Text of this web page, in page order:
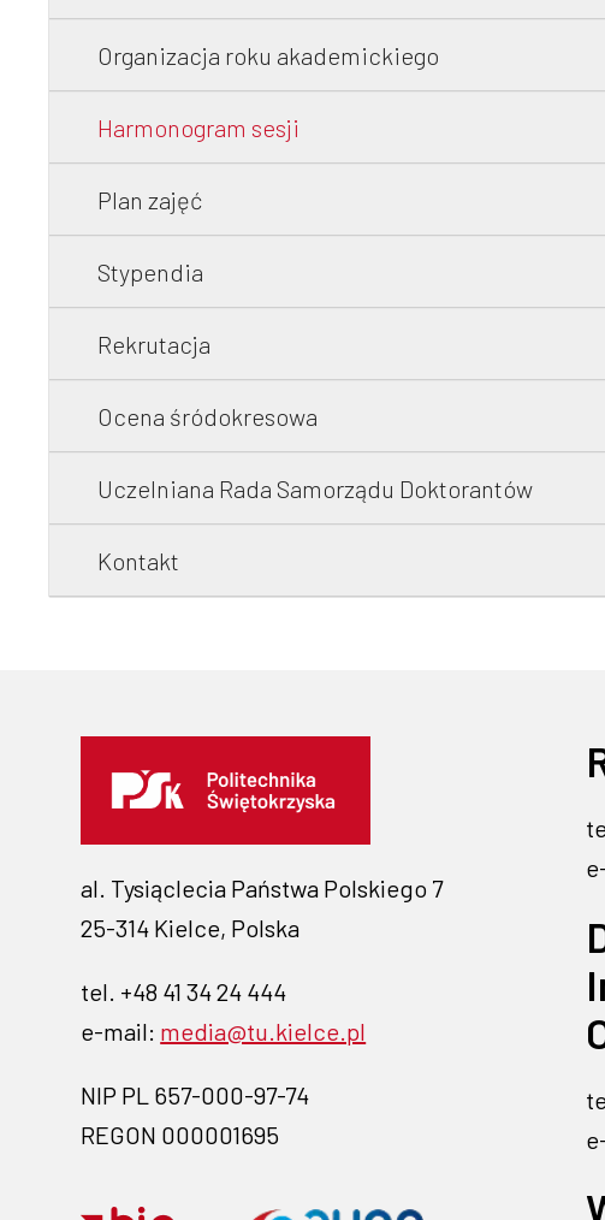
Organizacja roku akademickiego
Harmonogram sesji
Plan zajęć
Stypendia
Rekrutacja
Ocena śródokresowa
Uczelniana Rada Samorządu Doktorantów
Kontakt
al. Tysiąclecia Państwa Polskiego 7
25-314 Kielce, Polska
tel. +48 41 34 24 444
e-mail: media@tu.kielce.pl
NIP PL 657-000-97-74
REGON 000001695